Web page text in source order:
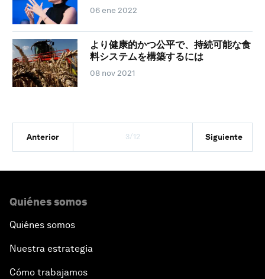
06 ene 2022
より健康的かつ公平で、持続可能な食
料システムを構築するには
08 nov 2021
Anterior 3/12 Siguiente
Quiénes somos
Quiénes somos
Nuestra estrategia
Cómo trabajamos